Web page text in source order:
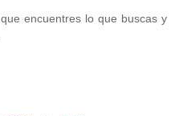
encuentres lo que buscas y